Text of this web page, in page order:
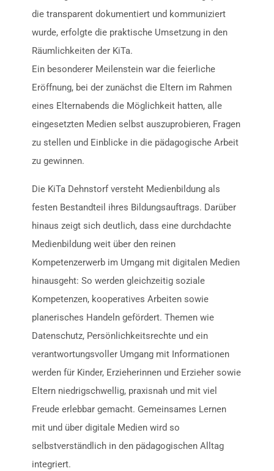
die transparent dokumentiert und kommuniziert
wurde, erfolgte die praktische Umsetzung in den
Räumlichkeiten der KiTa.
Ein besonderer Meilenstein war die feierliche
Eröffnung, bei der zunächst die Eltern im Rahmen
eines Elternabends die Möglichkeit hatten, alle
eingesetzten Medien selbst auszuprobieren, Fragen
zu stellen und Einblicke in die pädagogische Arbeit
zu gewinnen.
Die KiTa Dehnstorf versteht Medienbildung als
festen Bestandteil ihres Bildungsauftrags. Darüber
hinaus zeigt sich deutlich, dass eine durchdachte
Medienbildung weit über den reinen
Kompetenzerwerb im Umgang mit digitalen Medien
hinausgeht: So werden gleichzeitig soziale
Kompetenzen, kooperatives Arbeiten sowie
planerisches Handeln gefördert. Themen wie
Datenschutz, Persönlichkeitsrechte und ein
verantwortungsvoller Umgang mit Informationen
werden für Kinder, Erzieherinnen und Erzieher sowie
Eltern niedrigschwellig, praxisnah und mit viel
Freude erlebbar gemacht. Gemeinsames Lernen
mit und über digitale Medien wird so
selbstverständlich in den pädagogischen Alltag
integriert.